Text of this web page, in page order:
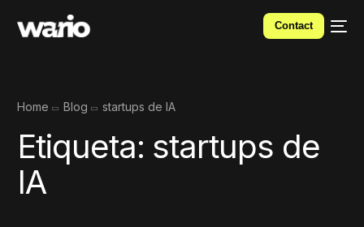
Contact
Home Blog startups de IA
Etiqueta: startups de
IA